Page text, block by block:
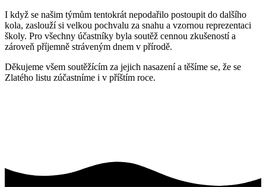
I když se našim týmům tentokrát nepodařilo postoupit do dalšího
kola, zaslouží si velkou pochvalu za snahu a vzornou reprezentaci
školy. Pro všechny účastníky byla soutěž cennou zkušeností a
zároveň příjemně stráveným dnem v přírodě.
Děkujeme všem soutěžícím za jejich nasazení a těšíme se, že se
Zlatého listu zúčastníme i v příštím roce.